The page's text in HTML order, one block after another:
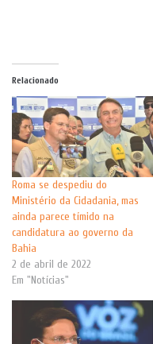
Relacionado
Roma se despediu do
Ministério da Cidadania, mas
ainda parece tímido na
candidatura ao governo da
Bahia
2 de abril de 2022
Em "Notícias"